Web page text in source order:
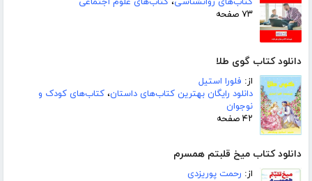
۷۳ صفحه
دانلود کتاب گوی طلا
از: فلورا استیل
دانلود رایگان بهترین کتاب‌های داستان، کتاب‌های کودک و
نوجوان
۴۲ صفحه
دانلود کتاب میخ قلبتم همسرم
از: رحمت پوریزدی